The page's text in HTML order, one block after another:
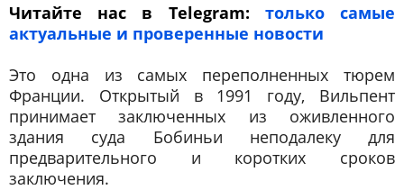
Читайте нас в Telegram: только самые
актуальные и проверенные новости
Это одна из самых переполненных тюрем
Франции. Открытый в 1991 году, Вильпент
принимает заключенных из оживленного
здания суда Бобиньи неподалеку для
предварительного и коротких сроков
заключения.